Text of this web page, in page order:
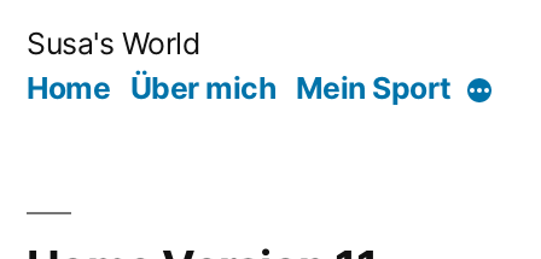
Inhalt
Susa's World
Home Über mich Mein Sport Mehr